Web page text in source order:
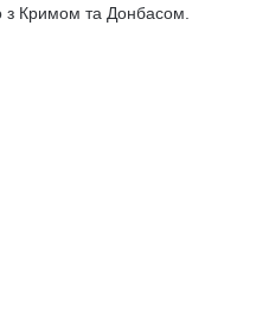
з Кримом та Донбасом.